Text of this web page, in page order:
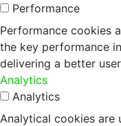
Performance
Performance cookies
the key performance
delivering a better
Analytics
Analytics
Analytical cookies are